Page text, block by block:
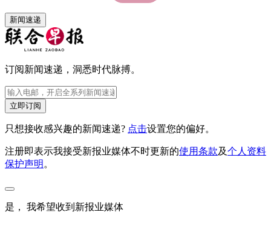
新闻速递
订阅新闻速递，洞悉时代脉搏。
立即订阅
只想接收感兴趣的新闻速递? 点击设置您的偏好。
注册即表示我接受新报业媒体不时更新的使用条款及个人资料
保护声明。
是， 我希望收到新报业媒体